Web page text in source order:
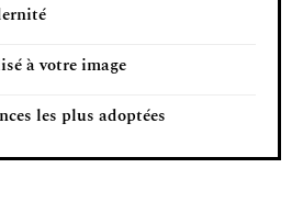
à votre image
les plus adoptées